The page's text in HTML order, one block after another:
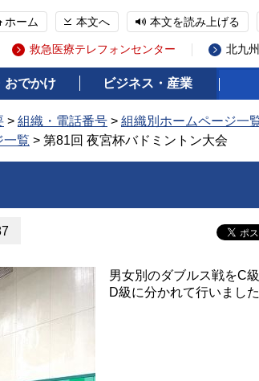
ホーム 本文へ 本文を読み上げる
救急医療テレフォンセンター 北九
おでかけ ビジネス・産業
> 組織・電話番号 > 組織別ホームページ一
一覧 > 第81回 夜宮杯バドミントン大会
男女別のダブルス戦をC
D級に分かれて行いまし